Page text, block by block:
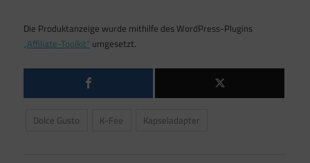
Die Produktanzeige wurde mithilfe des WordPress-Plugins
„Affiliate-Toolkit“ umgesetzt.
Dolce Gusto K-Fee Kapseladapter